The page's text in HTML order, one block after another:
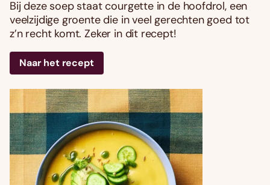
Bij deze soep staat courgette in de hoofdrol, een
veelzijdige groente die in veel gerechten goed tot
z’n recht komt. Zeker in dit recept!
Naar het recept